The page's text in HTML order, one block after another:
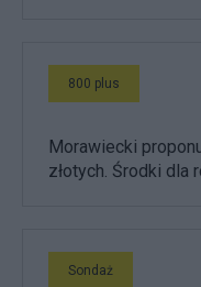
800 plus
Morawiecki
złotych. Środki dla
Sondaż